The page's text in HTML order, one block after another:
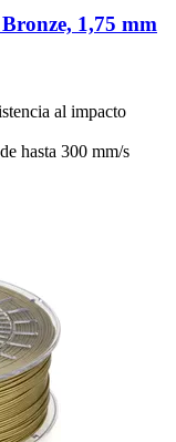
1,75 mm
al impacto
hasta 300 mm/s